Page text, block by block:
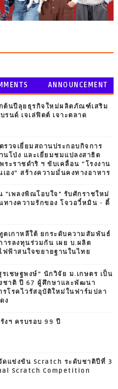
ANNOUNCEMENT
กต้นปีลุยธุรกิจใหม่ผลิตภัณฑ์เสริม
รนด์ เจเล่ฟิตต์ เจาะตลาด
รวจเยี่ยมสถานประกอบกิจการ
านโป่ง และเยี่ยมชมแปลงสาธิต
ะราชดำริ ฯ ขับเคลื่อน “โรงงาน
อง” สร้างความมั่นคงทางอาหาร
"เพลงพิณโอบใจ" รับศักราชใหม่
ทางความรักของ โจวอวี๋หมิน - ตี๋
ตเกาหลีใต้ ยกระดับความสัมพันธ์
ารลงทุนร่วมกัน เผย บ.ผลิต
ฟฟ้าสนใจขยายฐานในไทย
เชษฐพงษ์” นักวิจัย ม.เกษตร เป็น
ชาติ ปี 67 ผู้ศึกษาและพัฒนา
รโรคไวรัสอุบัติใหม่ในฟาร์มปลา
ง
งฯ ครบรอบ 99 ปี
ดแข่งขัน Scratch ระดับชาติปีที่ 3
Scratch Competition